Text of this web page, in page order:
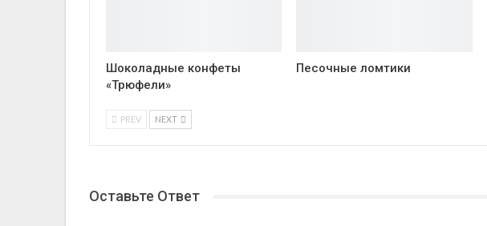
Шоколадные конфеты
«Трюфели»
Песочные ломтики
PREV NEXT
Оставьте Ответ